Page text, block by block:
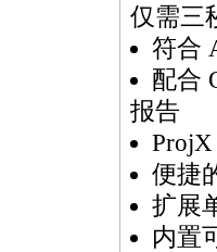
仅需三
符合
配合
报告
便捷
扩展
内置